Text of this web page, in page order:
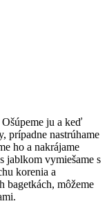
ju a keď
prípadne nastrúhame
ho a nakrájame
jablkom vymiešame s
korenia a
bagetkách, môžeme